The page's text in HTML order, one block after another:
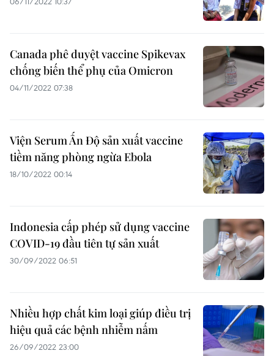
Canada phê duyệt vaccine Spikevax
chống biến thể phụ của Omicron
04/11/2022 07:38
Viện Serum Ấn Độ sản xuất vaccine
tiềm năng phòng ngừa Ebola
18/10/2022 00:14
Indonesia cấp phép sử dụng vaccine
COVID-19 đầu tiên tự sản xuất
30/09/2022 06:51
Nhiều hợp chất kim loại giúp điều trị
hiệu quả các bệnh nhiễm nấm
26/09/2022 23:00